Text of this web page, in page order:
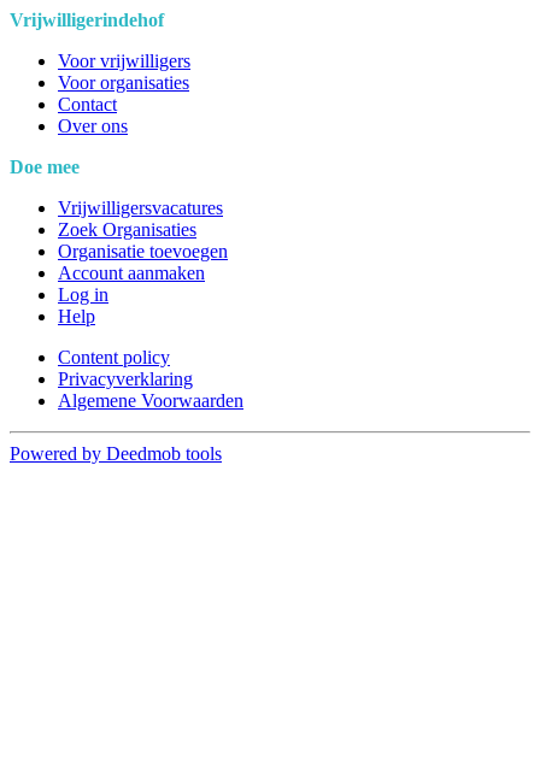
Vrijwilligerindehof
Voor vrijwilligers
Voor organisaties
Contact
Over ons
Doe mee
Vrijwilligersvacatures
Zoek Organisaties
Organisatie toevoegen
Account aanmaken
Log in
Help
Content policy
Privacyverklaring
Algemene Voorwaarden
Powered by Deedmob tools